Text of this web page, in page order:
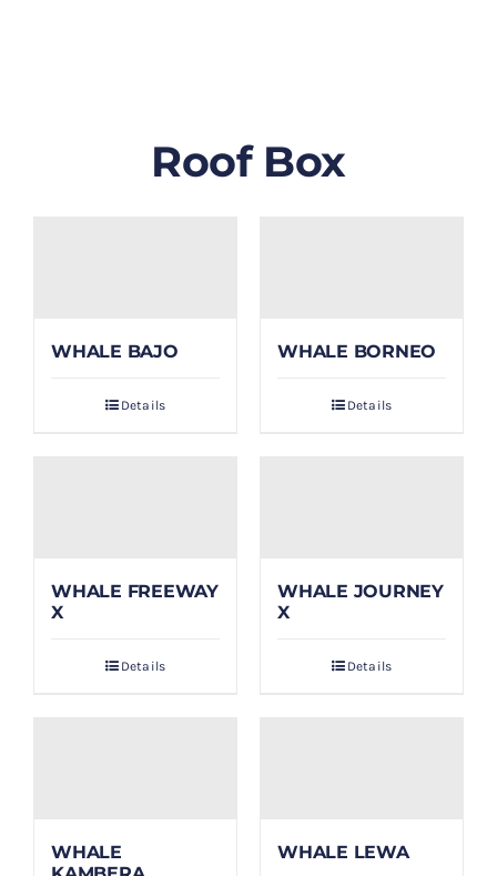
PAYMENT
Roof Box
WHALE BAJO
Details
WHALE BORNEO
Details
WHALE FREEWAY
X
Details
WHALE JOURNEY
X
Details
WHALE
WHALE LEWA